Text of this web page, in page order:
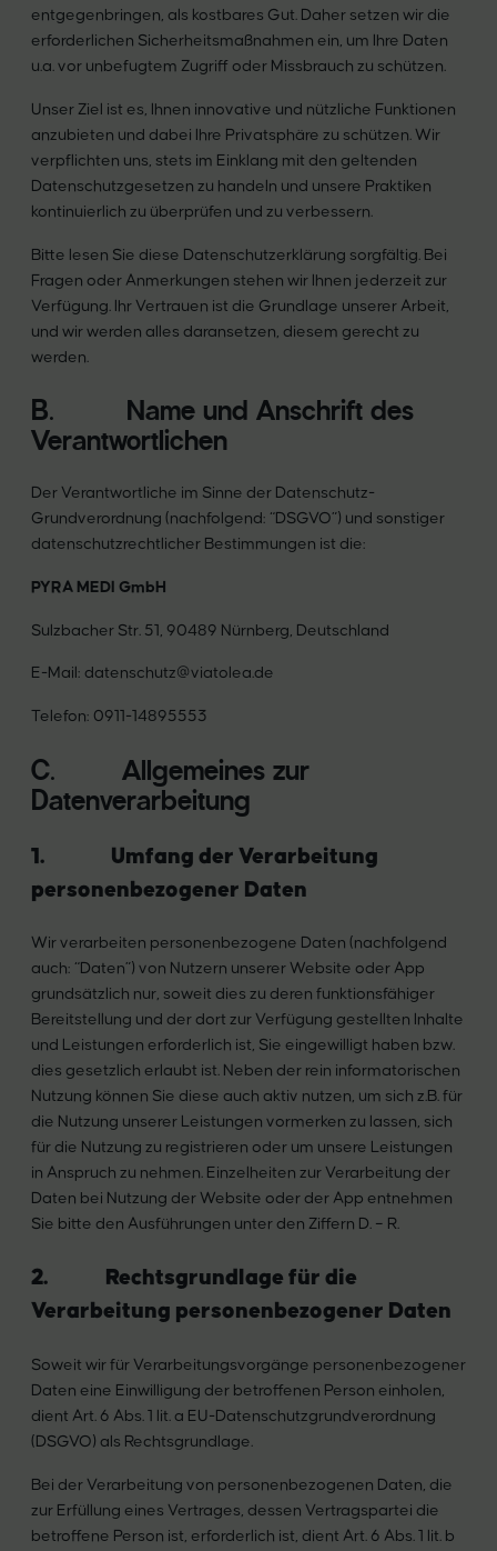
entgegenbringen, als kostbares Gut. Daher setzen wir die
erforderlichen Sicherheitsmaßnahmen ein, um Ihre Daten
u.a. vor unbefugtem Zugriff oder Missbrauch zu schützen.
Unser Ziel ist es, Ihnen innovative und nützliche Funktionen
anzubieten und dabei Ihre Privatsphäre zu schützen. Wir
verpflichten uns, stets im Einklang mit den geltenden
Datenschutzgesetzen zu handeln und unsere Praktiken
kontinuierlich zu überprüfen und zu verbessern.
Bitte lesen Sie diese Datenschutzerklärung sorgfältig. Bei
Fragen oder Anmerkungen stehen wir Ihnen jederzeit zur
Verfügung. Ihr Vertrauen ist die Grundlage unserer Arbeit,
und wir werden alles daransetzen, diesem gerecht zu
werden.
B. Name und Anschrift des
Verantwortlichen
Der Verantwortliche im Sinne der Datenschutz-
Grundverordnung (nachfolgend: “DSGVO”) und sonstiger
datenschutzrechtlicher Bestimmungen ist die:
PYRA MEDI GmbH
Sulzbacher Str. 51, 90489 Nürnberg, Deutschland
E-Mail: datenschutz@viatolea.de
Telefon: 0911-14895553
C. Allgemeines zur
Datenverarbeitung
1. Umfang der Verarbeitung
personenbezogener Daten
Wir verarbeiten personenbezogene Daten (nachfolgend
auch: “Daten”) von Nutzern unserer Website oder App
grundsätzlich nur, soweit dies zu deren funktionsfähiger
Bereitstellung und der dort zur Verfügung gestellten Inhalte
und Leistungen erforderlich ist, Sie eingewilligt haben bzw.
dies gesetzlich erlaubt ist. Neben der rein informatorischen
Nutzung können Sie diese auch aktiv nutzen, um sich z.B. für
die Nutzung unserer Leistungen vormerken zu lassen, sich
für die Nutzung zu registrieren oder um unsere Leistungen
in Anspruch zu nehmen. Einzelheiten zur Verarbeitung der
Daten bei Nutzung der Website oder der App entnehmen
Sie bitte den Ausführungen unter den Ziffern D. – R.
2. Rechtsgrundlage für die
Verarbeitung personenbezogener Daten
Soweit wir für Verarbeitungsvorgänge personenbezogener
Daten eine Einwilligung der betroffenen Person einholen,
dient Art. 6 Abs. 1 lit. a EU-Datenschutzgrundverordnung
(DSGVO) als Rechtsgrundlage.
Bei der Verarbeitung von personenbezogenen Daten, die
zur Erfüllung eines Vertrages, dessen Vertragspartei die
betroffene Person ist, erforderlich ist, dient Art. 6 Abs. 1 lit. b